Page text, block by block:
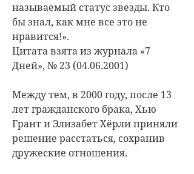
называемый статус звезды. Кто
бы знал, как мне все это не
нравится!».
Цитата взята из журнала «7
Дней», № 23 (04.06.2001)
Между тем, в 2000 году, после 13
лет гражданского брака, Хью
Грант и Элизабет Хёрли приняли
решение расстаться, сохранив
дружеские отношения.